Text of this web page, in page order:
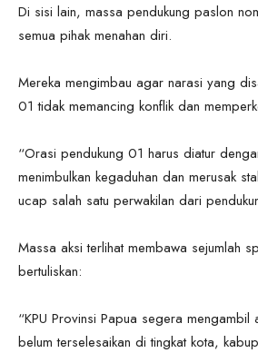
Di sisi lain, massa pendukung paslon
semua pihak menahan diri.
Mereka mengimbau agar narasi yang
01 tidak memancing konflik dan
“Orasi pendukung 01 harus diatur
menimbulkan kegaduhan dan merusak
ucap salah satu perwakilan dari
Massa aksi terlihat membawa sejumlah
bertuliskan:
“KPU Provinsi Papua segera
belum terselesaikan di tingkat kota,